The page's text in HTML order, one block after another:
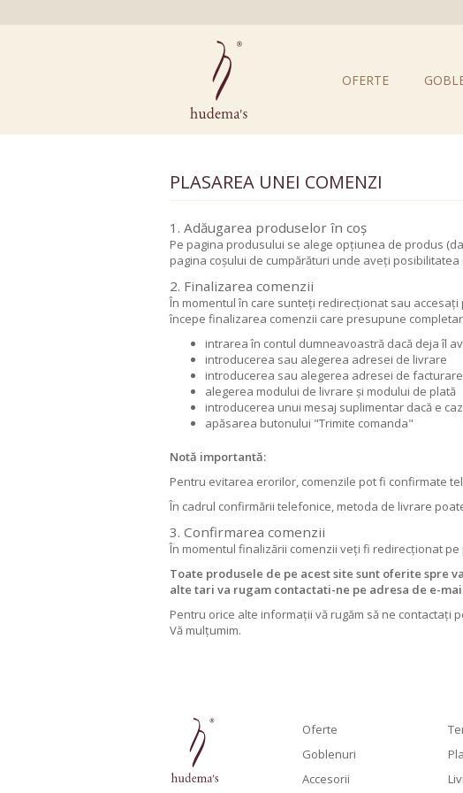
OFERTE
PLASAREA UNEI COMENZI
1. Adăugarea produselor în coș
Pe pagina produsului se alege opțiunea de produs
pagina coșului de cumpărături unde aveți
2. Finalizarea comenzii
În momentul în care sunteți redirecționat sau
începe finalizarea comenzii care presupune
intrarea în contul dumneavoastră dacă deja îl
introducerea sau alegerea adresei de livrare
introducerea sau alegerea adresei de
alegerea modului de livrare și modului de plată
introducerea unui mesaj suplimentar dacă e
apăsarea butonului "Trimite comanda"
Notă importantă:
Pentru evitarea erorilor, comenzile pot fi confirmate
În cadrul confirmării telefonice, metoda de livrare
3. Confirmarea comenzii
În momentul finalizării comenzii veți fi redirecționat
Toate produsele de pe acest site sunt oferite spre
alte tari va rugam contactati-ne pe adresa de e-
Pentru orice alte informații vă rugăm să ne contactați
Vă mulțumim.
Oferte
Goblenuri
Accesorii